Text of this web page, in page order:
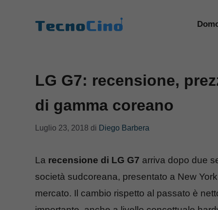
LG G7: recensione,
di gamma coreano
Luglio 23, 2018 di Diego Barbera
La recensione di LG G7 arriva dopo due
società sudcoreana, presentato a New
mercato. Il cambio rispetto al passato è